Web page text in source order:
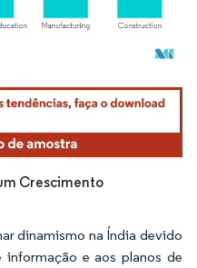
atribuição conforme CC BY 4.0.
Crescimento
dinamismo na Índia devido
e aos planos de